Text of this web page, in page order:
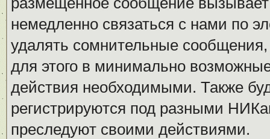
немедленно связаться с нами по
удалять сомнительные
для этого в минимально
действия необходимыми. Также
регистрируются под разными
преследуют своими действиями.